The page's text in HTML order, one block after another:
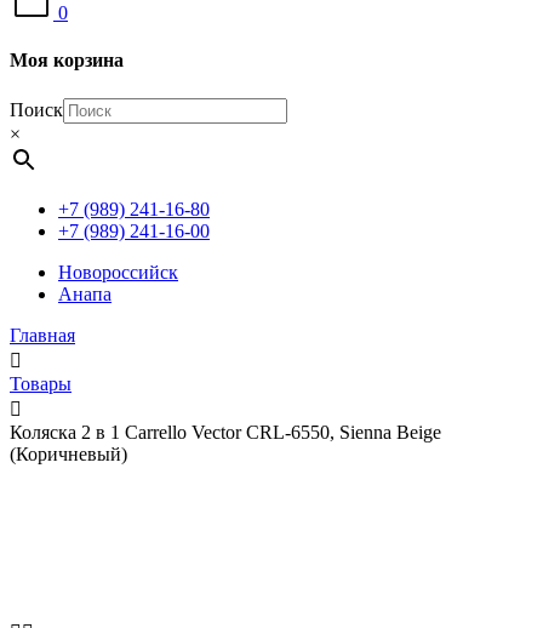
0
Моя корзина
Поиск
×
+7 (989) 241-16-80
+7 (989) 241-16-00
Новороссийск
Анапа
Главная
Товары
Коляска 2 в 1 Carrello Vector CRL-6550, Sienna Beige
(Коричневый)